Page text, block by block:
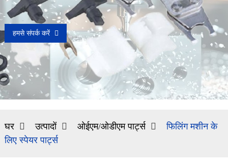
हमसे संपर्क करें
घर उत्पादों ओईएम/ओडीएम पार्ट्स
फिलिंग मशीन के
लिए स्पेयर पार्ट्स